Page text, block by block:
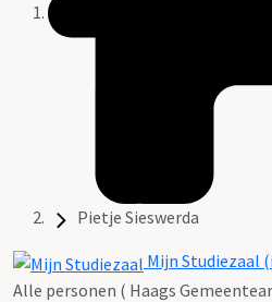
Pietje Sieswerda
Mijn Studiezaal
Alle personen ( Haags